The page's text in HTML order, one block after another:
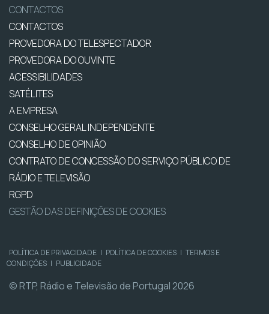
CONTACTOS
CONTACTOS
PROVEDORA DO TELESPECTADOR
PROVEDORA DO OUVINTE
ACESSIBILIDADES
SATÉLITES
A EMPRESA
CONSELHO GERAL INDEPENDENTE
CONSELHO DE OPINIÃO
CONTRATO DE CONCESSÃO DO SERVIÇO PÚBLICO DE
RÁDIO E TELEVISÃO
RGPD
GESTÃO DAS DEFINIÇÕES DE COOKIES
POLÍTICA DE PRIVACIDADE | POLÍTICA DE COOKIES | TERMOS E
CONDIÇÕES | PUBLICIDADE
© RTP, Rádio e Televisão de Portugal 2026